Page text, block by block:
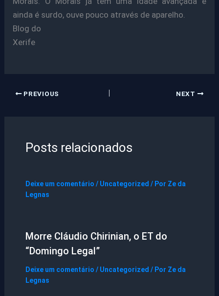
ainda é surdo, ouve pouco através de aparelho.
Blog do
Xerife
PREVIOUS NEXT
Posts relacionados
Deixe um comentário / Uncategorized / Por Ze da
Legnas
Morre Cláudio Chirinian, o ET do
“Domingo Legal”
Deixe um comentário / Uncategorized / Por Ze da
Legnas